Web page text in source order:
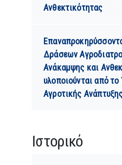
Ανθεκτικότητας
Δράσεων
Ανάκαμψης και
υλοποιούνται από το
Αγροτικής
Ιστορικό